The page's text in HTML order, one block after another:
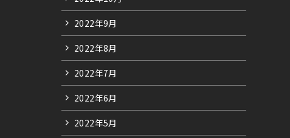
2022年9月
2022年8月
2022年7月
2022年6月
2022年5月